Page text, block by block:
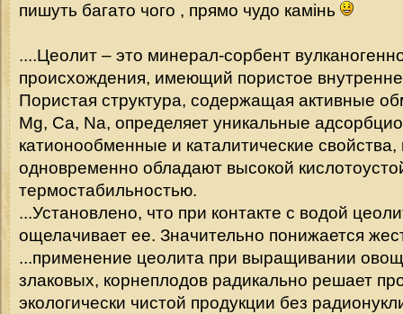
пишуть багато чого , прямо чудо камінь
....Цеолит – это минерал-сорбент
происхождения, имеющий пористое
Пористая структура, содержащая активные
Mg, Ca, Na, определяет уникальные
катионообменные и каталитические свойства,
одновременно обладают высокой
термостабильностью.
...Установлено, что при контакте с водой
ощелачивает ее. Значительно понижается
...применение цеолита при выращивании
злаковых, корнеплодов радикально решает
экологически чистой продукции без